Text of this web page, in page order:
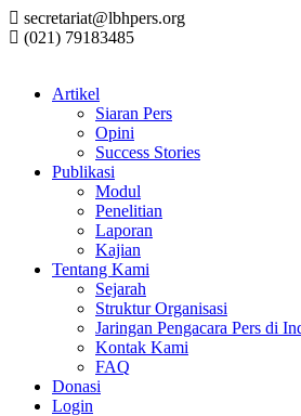
secretariat@lbhpers.org
(021) 79183485
Artikel
Siaran Pers
Opini
Success Stories
Publikasi
Modul
Penelitian
Laporan
Kajian
Tentang Kami
Sejarah
Struktur Organisasi
Jaringan Pengacara Pers di
Kontak Kami
FAQ
Donasi
Login